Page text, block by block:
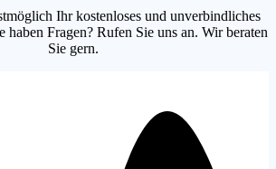
Ihr kostenloses und unverbindliches
haben Fragen? Rufen Sie uns an. Wir beraten
Sie gern.